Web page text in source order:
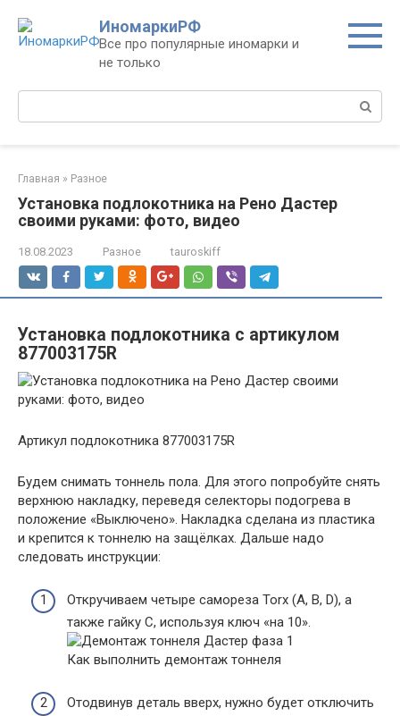
контенту
ИномаркиРФ
Все про популярные иномарки и
не только
Поиск:
Главная » Разное
Установка подлокотника на Рено Дастер
своими руками: фото, видео
18.08.2023 Разное tauroskiff
Установка подлокотника с артикулом
877003175R
Артикул подлокотника 877003175R
Будем снимать тоннель пола. Для этого попробуйте снять
верхнюю накладку, переведя селекторы подогрева в
положение «Выключено». Накладка сделана из пластика
и крепится к тоннелю на защёлках. Дальше надо
следовать инструкции:
Откручиваем четыре самореза Torx (A, B, D), а
также гайку C, используя ключ «на 10».
Как выполнить демонтаж тоннеля
Отодвинув деталь вверх, нужно будет отключить